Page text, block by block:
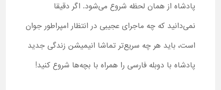
پادشاه از همان لحظه شروع می‌شود. اگر دقیقا
نمی‌دانید که چه ماجرای عجیبی در انتظار امپراطور جوان
است، باید هر چه سریع‌تر تماشا انیمیشن زندگی جدید
پادشاه با دوبله فارسی را همراه با بچه‌ها شروع کنید!